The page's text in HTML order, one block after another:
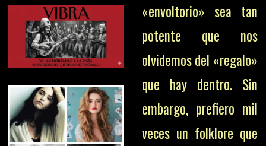
«envoltorio» sea tan
potente que nos
olvidemos del «regalo»
que hay dentro. Sin
embargo, prefiero mil
veces un folklore que